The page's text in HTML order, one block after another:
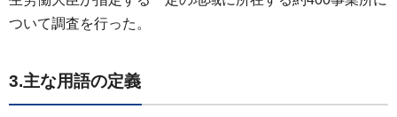
ついて調査を行った。
3.主な用語の定義